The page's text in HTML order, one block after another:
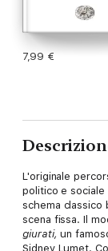
7,99 €
L'originale
politico e sociale
schema classico
scena fissa. Il
giurati, un
Sidney Lumet.